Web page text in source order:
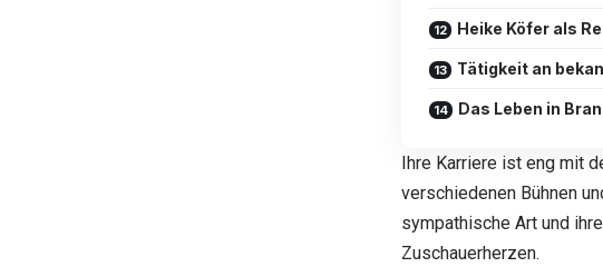
Heike Köfer als
Tätigkeit an
Das Leben in
Ihre Karriere ist eng mit
verschiedenen Bühnen
sympathische Art und
Zuschauerherzen.